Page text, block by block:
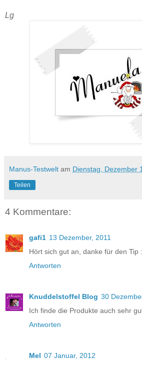
Lg
Manus-Testwelt am Dienstag, Dezember
Teilen
4 Kommentare:
gafi1 13 Dezember, 2011
Hört sich gut an, danke für den Tip
Antworten
Knuddelstoffel Blog 30
Ich finde die Produkte auch sehr
Antworten
Mel 07 Januar, 2012